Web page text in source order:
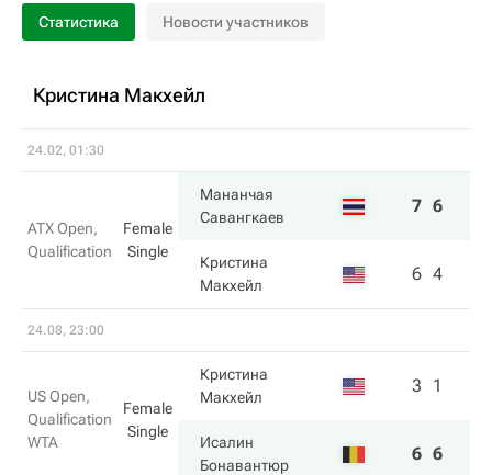
Статистика Новости участников
Кристина Макхейл
24.02, 01:30
ATX Open,
Qualification
Female
Single
Мананчая
Савангкаев
7 6
Кристина
Макхейл
6 4
24.08, 23:00
US Open,
Qualification
WTA
Female
Single
Кристина
Макхейл
3 1
Исалин
Бонавантюр
6 6